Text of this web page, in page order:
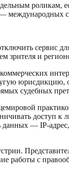
международных
сервис
и
судебных
доступ
— IP-
работы с